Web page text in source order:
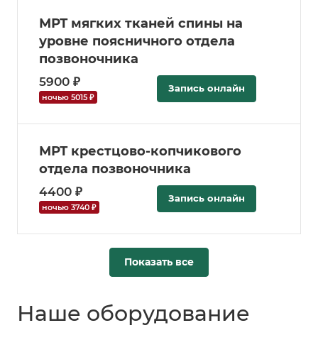
МРТ мягких тканей спины на
уровне поясничного отдела
позвоночника
5900 ₽
ночью 5015 ₽
Запись онлайн
МРТ крестцово-копчикового
отдела позвоночника
4400 ₽
ночью 3740 ₽
Запись онлайн
Показать все
Наше оборудование